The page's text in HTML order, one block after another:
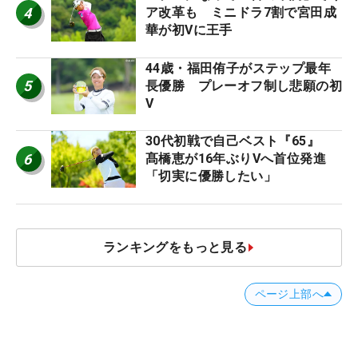
4
ア改革も ミニドラ7割で宮田成
華が初Vに王手
5
44歳・福田侑子がステップ最年
長優勝 プレーオフ制し悲願の初
V
6
30代初戦で自己ベスト『65』
髙橋恵が16年ぶりVへ首位発進
「切実に優勝したい」
ランキングをもっと見る
ページ上部へ